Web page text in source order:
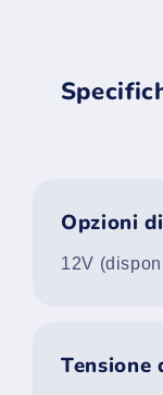
Opzioni
12V
Tensione